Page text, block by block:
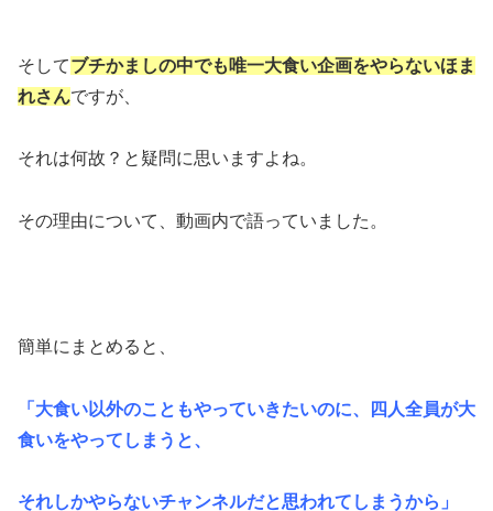
そしてブチかましの中でも唯一大食い企画をやらないほま
れさんですが、
それは何故？と疑問に思いますよね。
その理由について、動画内で語っていました。
簡単にまとめると、
「大食い以外のこともやっていきたいのに、四人全員が大
食いをやってしまうと、
それしかやらないチャンネルだと思われてしまうから」